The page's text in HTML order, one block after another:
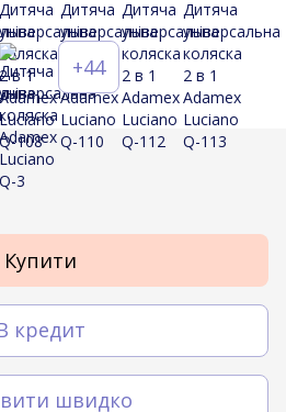
+44
Купити
кредит
швидко